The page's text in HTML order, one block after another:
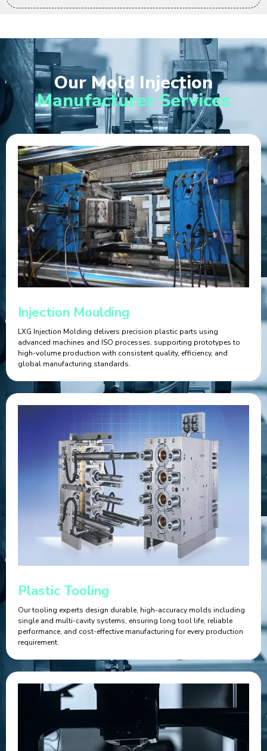
Our Mold Injection
Manufacturer Services
Injection Moulding
LXG Injection Molding delivers precision plastic parts using
advanced machines and ISO processes, supporting prototypes to
high-volume production with consistent quality, efficiency, and
global manufacturing standards.
Plastic Tooling
Our tooling experts design durable, high-accuracy molds including
single and multi-cavity systems, ensuring long tool life, reliable
performance, and cost-effective manufacturing for every production
requirement.